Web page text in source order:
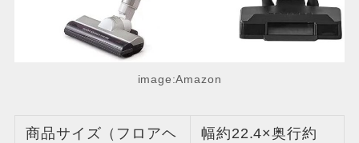
image:Amazon
商品サイズ（フロアヘ
幅約22.4×奥行約